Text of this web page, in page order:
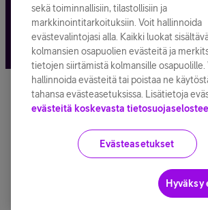
© Telia Company2026
sekä toiminnallisiin, tilastollisiin ja
markkinointitarkoituksiin. Voit hallinnoida
evästevalintojasi alla. Kaikki luokat
kolmansien osapuolien evästeitä ja
tietojen siirtämistä kolmansille osapuolille.
hallinnoida evästeitä tai poistaa ne
tahansa evästeasetuksissa. Lisätietoja
evästeitä koskevasta
Evästeasetukset
Hyväksy